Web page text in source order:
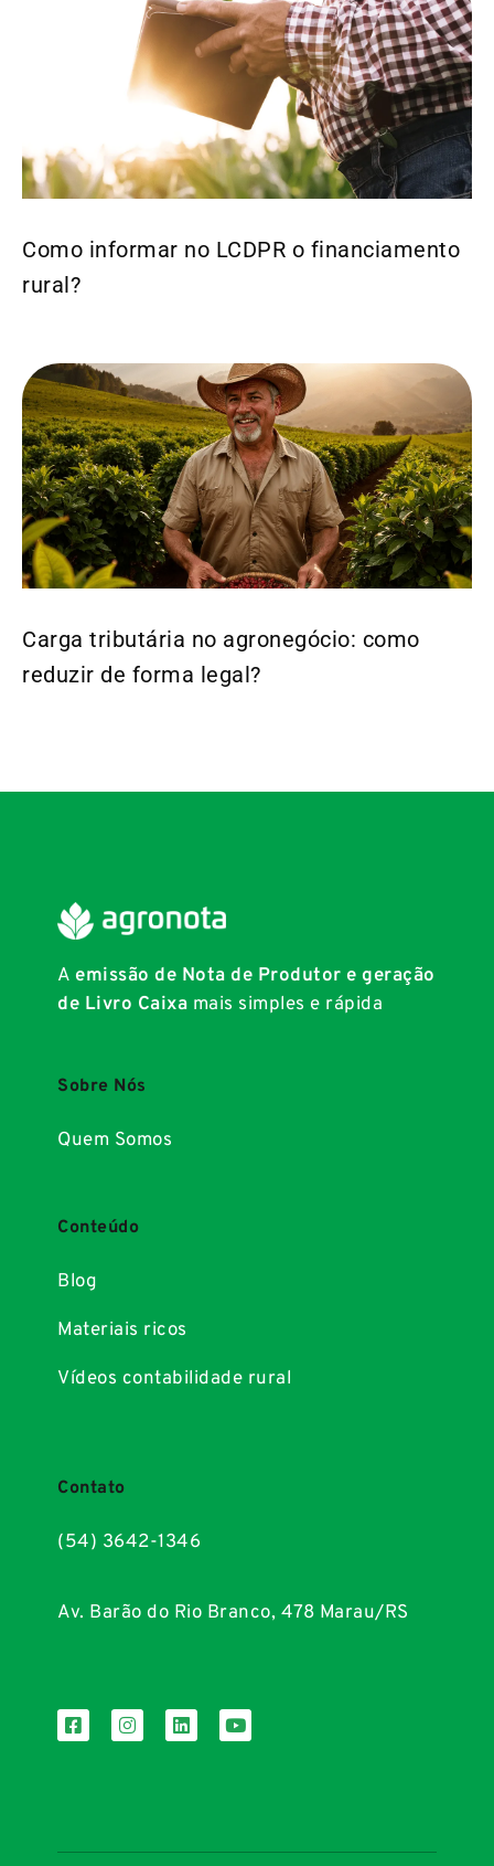
Como informar no LCDPR o financiamento
rural?
Carga tributária no agronegócio: como
reduzir de forma legal?
Aemissão de Nota de Produtor e geração
de Livro Caixa mais simples e rápida
Sobre Nós
Quem Somos
Conteúdo
Blog
Materiais ricos
Vídeos contabilidade rural
Contato
(54) 3642-1346
Av. Barão do Rio Branco, 478 Marau/RS